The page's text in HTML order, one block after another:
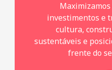
investimentos e
cultura,
sustentáveis e
frente do